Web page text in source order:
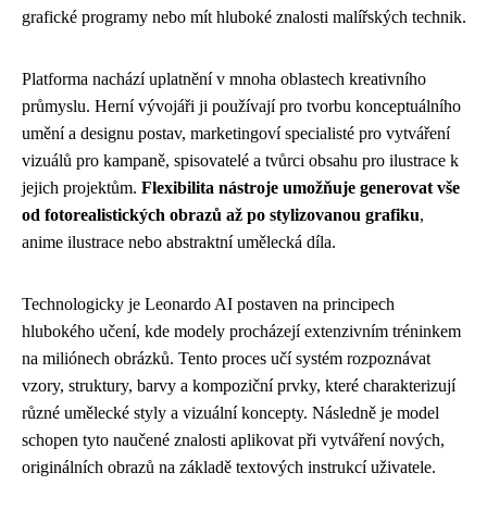
grafické programy nebo mít hluboké znalosti malířských technik.
Platforma nachází uplatnění v mnoha oblastech kreativního
průmyslu. Herní vývojáři ji používají pro tvorbu konceptuálního
umění a designu postav, marketingoví specialisté pro vytváření
vizuálů pro kampaně, spisovatelé a tvůrci obsahu pro ilustrace k
jejich projektům. Flexibilita nástroje umožňuje generovat vše
od fotorealistických obrazů až po stylizovanou grafiku,
anime ilustrace nebo abstraktní umělecká díla.
Technologicky je Leonardo AI postaven na principech
hlubokého učení, kde modely procházejí extenzivním tréninkem
na miliónech obrázků. Tento proces učí systém rozpoznávat
vzory, struktury, barvy a kompoziční prvky, které charakterizují
různé umělecké styly a vizuální koncepty. Následně je model
schopen tyto naučené znalosti aplikovat při vytváření nových,
originálních obrazů na základě textových instrukcí uživatele.